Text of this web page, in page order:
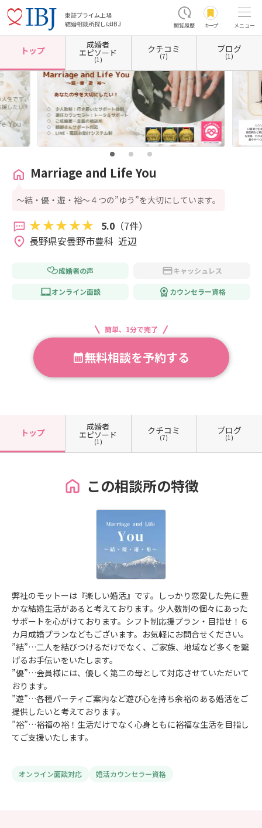
東証プライム上場
結婚相談所探しはIBJ
閲覧履歴 キープ メニュー
ホーム 長野県の結婚相談所 長野県安曇野市 Marriage and Life You
トップ
成婚者
エピソード
(1)
クチコミ
(7)
ブログ
(1)
Marriage and Life You
～結・優・遊・裕～４つの”ゆう”を大切にしています。
5.0（7件）
長野県安曇野市豊科  近辺
成婚者の声 キャッシュレス
オンライン面談 カウンセラー資格
簡単、1分で完了
無料相談を予約する
トップ
成婚者
エピソード
(1)
クチコミ
(7)
ブログ
(1)
この相談所の特徴
弊社のモットーは『楽しい婚活』です。しっかり恋愛した先に豊
かな結婚生活があると考えております。少人数制の個々にあった
サポートを心がけております。シフト制応援プラン・目指せ！６
カ月成婚プランなどもございます。お気軽にお問合せください。
”結”…二人を結びつけるだけでなく、ご家族、地域など多くを繋
げるお手伝いをいたします。
”優”…会員様には、優しく第二の母として対応させていただいて
おります。
”遊”…各種パーティご案内など遊び心を持ち余裕のある婚活をご
提供したいと考えております。
”裕”…裕福の裕！生活だけでなく心身ともに裕福な生活を目指し
てご支援いたします。
オンライン面談対応 婚活カウンセラー資格